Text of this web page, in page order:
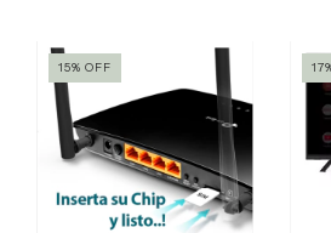
15% OFF 17